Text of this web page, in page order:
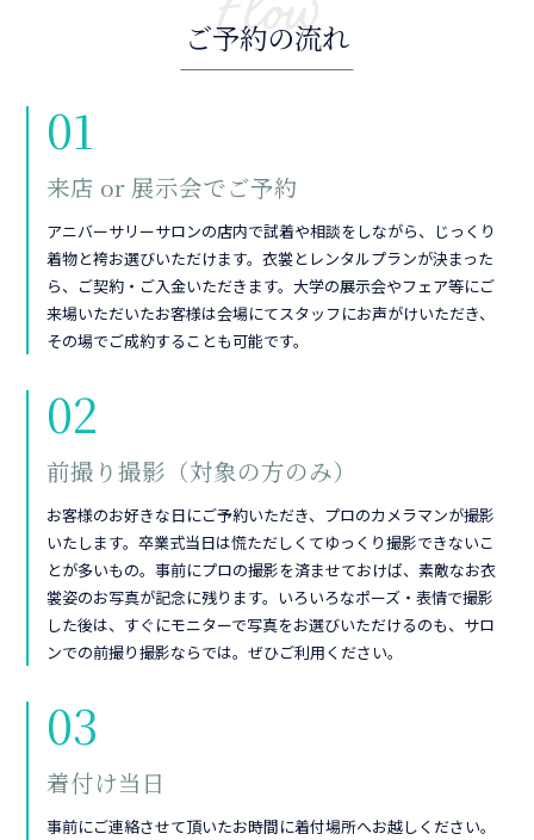
ご予約の流れ
01
来店 or 展示会でご予約
アニバーサリーサロンの店内で試着や相談をしながら、じっくり
着物と袴お選びいただけます。衣裳とレンタルプランが決まった
ら、ご契約・ご入金いただきます。大学の展示会やフェア等にご
来場いただいたお客様は会場にてスタッフにお声がけいただき、
その場でご成約することも可能です。
02
前撮り撮影（対象の方のみ）
お客様のお好きな日にご予約いただき、プロのカメラマンが撮影
いたします。卒業式当日は慌ただしくてゆっくり撮影できないこ
とが多いもの。事前にプロの撮影を済ませておけば、素敵なお衣
裳姿のお写真が記念に残ります。いろいろなポーズ・表情で撮影
した後は、すぐにモニターで写真をお選びいただけるのも、サロ
ンでの前撮り撮影ならでは。ぜひご利用ください。
03
着付け当日
事前にご連絡させて頂いたお時間に着付場所へお越しください。